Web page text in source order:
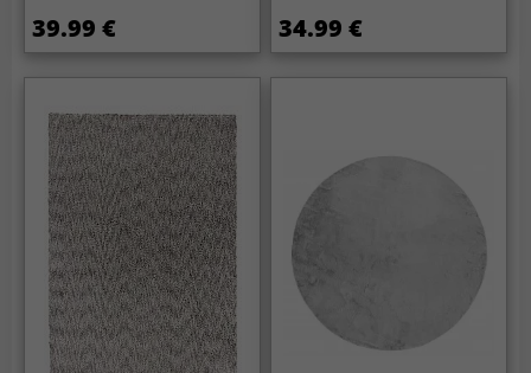
39.99 € 34.99 €